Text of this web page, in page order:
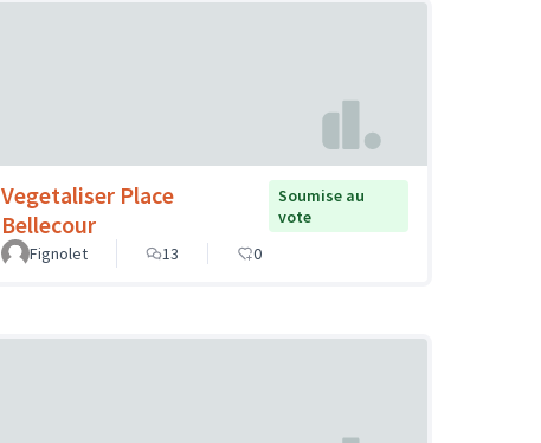
Vegetaliser Place
Bellecour
Soumise au
vote
Fignolet
13 0